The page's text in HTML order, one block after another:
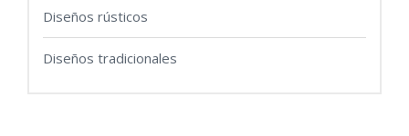
Diseños rústicos
Diseños tradicionales